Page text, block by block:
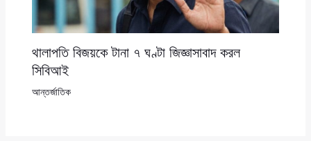
থালাপতি বিজয়কে টানা ৭ ঘণ্টা জিজ্ঞাসাবাদ করল
সিবিআই
আন্তর্জাতিক